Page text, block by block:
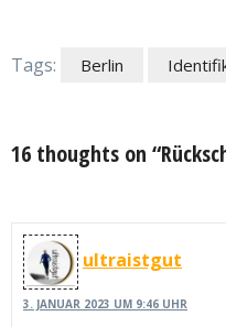
Tags: Berlin
16 thoughts on
ultraistgut
3. JANUAR 2023 UM 9:46 UHR